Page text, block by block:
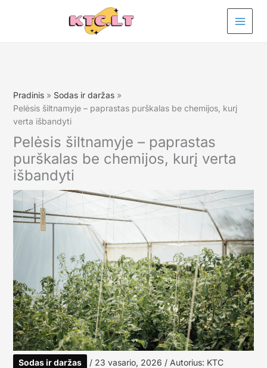
Pradinis
Sodas ir daržas
Pelėsis šiltnamyje – paprastas purškalas be chemijos, kurį
verta išbandyti
Pelėsis šiltnamyje – paprastas
purškalas be chemijos, kurį verta
išbandyti
Sodas ir daržas / 23 vasario, 2026 / Autorius: KTC